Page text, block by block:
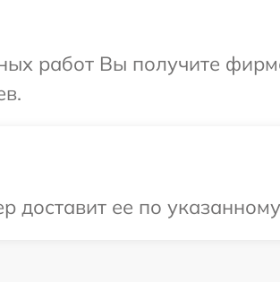
работ Вы получите
ее по